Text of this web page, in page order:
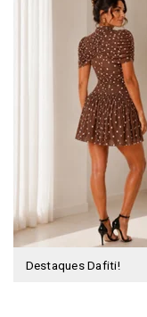
Destaques Dafiti!